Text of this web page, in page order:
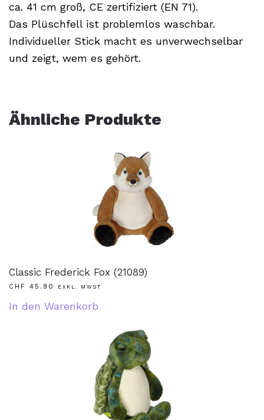
ca. 41 cm groß, CE zertifiziert (EN 71).
Das Plüschfell ist problemlos waschbar.
Individueller Stick macht es unverwechselbar
und zeigt, wem es gehört.
Ähnliche Produkte
Classic Frederick Fox (21089)
CHF 45.90 EXKL. MWST
In den Warenkorb